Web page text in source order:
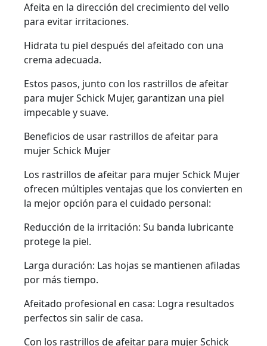
Afeita en la dirección del crecimiento del vello
para evitar irritaciones.
Hidrata tu piel después del afeitado con una
crema adecuada.
Estos pasos, junto con los rastrillos de afeitar
para mujer Schick Mujer, garantizan una piel
impecable y suave.
Beneficios de usar rastrillos de afeitar para
mujer Schick Mujer
Los rastrillos de afeitar para mujer Schick Mujer
ofrecen múltiples ventajas que los convierten en
la mejor opción para el cuidado personal:
Reducción de la irritación: Su banda lubricante
protege la piel.
Larga duración: Las hojas se mantienen afiladas
por más tiempo.
Afeitado profesional en casa: Logra resultados
perfectos sin salir de casa.
Con los rastrillos de afeitar para mujer Schick